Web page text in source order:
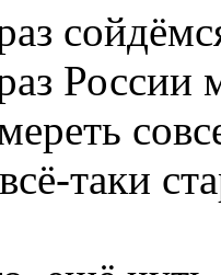
России
таки